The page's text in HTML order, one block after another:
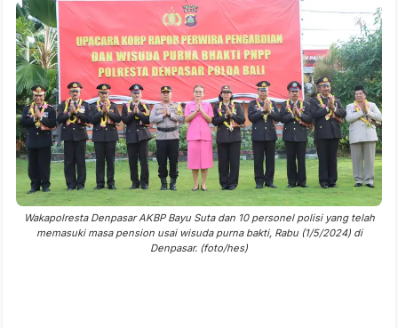
Wakapolresta Denpasar AKBP Bayu Suta dan 10 personel polisi yang telah
memasuki masa pension usai wisuda purna bakti, Rabu (1/5/2024) di
Denpasar. (foto/hes)